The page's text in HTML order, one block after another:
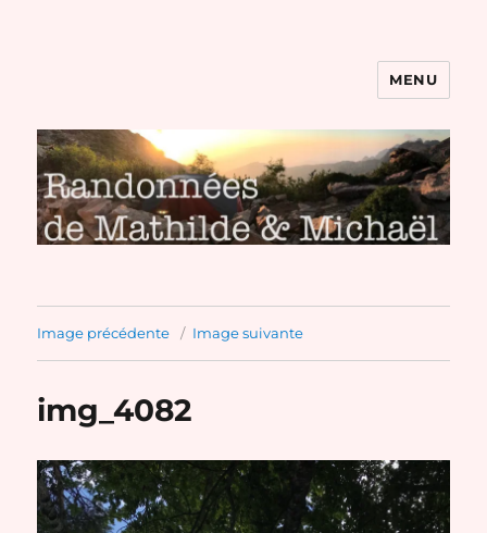
Randonnées de Mathilde et
Michaël
MENU
Image précédente Image suivante
img_4082